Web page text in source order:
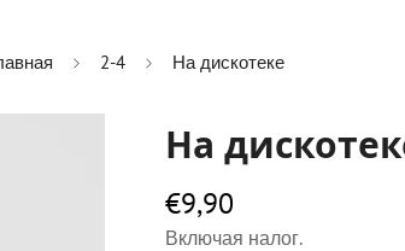
2-4 На дискотеке
На
Обычная
цена
€9,90
Включая налог.